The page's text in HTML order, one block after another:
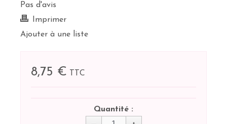
Pas d'avis
Imprimer
Ajouter à une liste
8,75 € TTC
Quantité :